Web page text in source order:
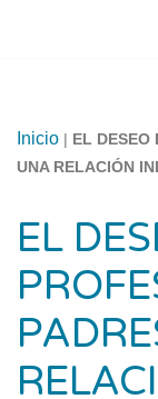
Inicio | EL DESEO
UNA RELACIÓN
EL